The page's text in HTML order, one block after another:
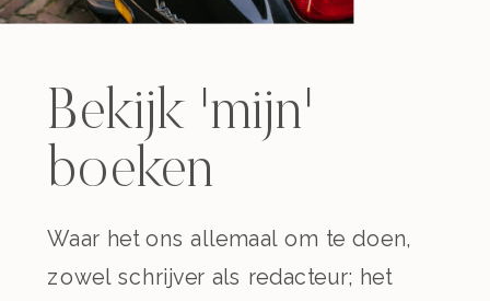
Bekijk 'mijn'
boeken
Waar het ons allemaal om te doen,
zowel schrijver als redacteur; het